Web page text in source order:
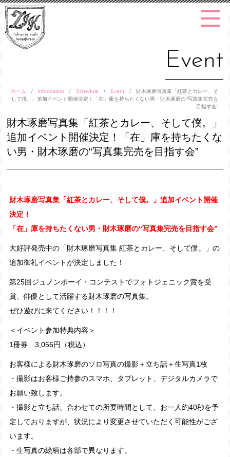
Event
ホーム / information / Schedule / Event /
財木琢磨写真集「紅茶とカレー、そ
して僕。」追加イベント開催決定！「在」庫を持ちたくない男・財木琢磨の“写真集完売を
目指す会”
財木琢磨写真集「紅茶とカレー、そして僕。」
追加イベント開催決定！「在」庫を持ちたくな
い男・財木琢磨の“写真集完売を目指す会”
財木琢磨写真集「紅茶とカレー、そして僕。」追加イベント開催
決定！
「在」庫を持ちたくない男・財木琢磨の“写真集完売を目指す会”
大好評発売中の「財木琢磨写真集 紅茶とカレー、そして僕。」の
追加御礼イベントが決定しました！
第25回ジュノンボーイ・コンテストでフォトジェニック賞を受
賞、俳優として活躍する財木琢磨の写真集。
ぜひ遊びに来てください！！！！
＜イベント参加特典内容＞
1冊券 3,056円（税込）
お客様による財木琢磨のソロ写真の撮影＋立ち話＋生写真1枚
・撮影はお客様ご持参のスマホ、タブレット、デジタルカメラで
お願い致します。
・撮影と立ち話、合わせての所要時間として、お一人約40秒を予
定しておりますが、状況により変更させていただく可能性がござ
います。
・生写真の絵柄は各部で異なります。